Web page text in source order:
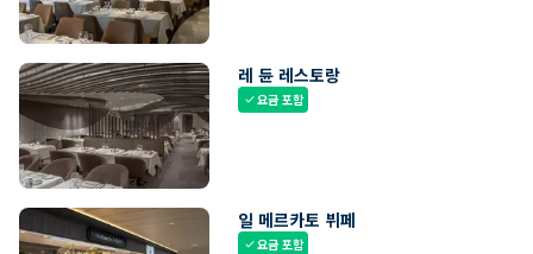
레 듄 레스토랑
check요금 포함
일 메르카토 뷔페
check요금 포함